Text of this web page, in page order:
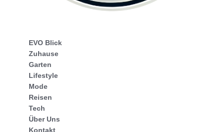
EVO Blick
Zuhause
Garten
Lifestyle
Mode
Reisen
Tech
Über Uns
Kontakt